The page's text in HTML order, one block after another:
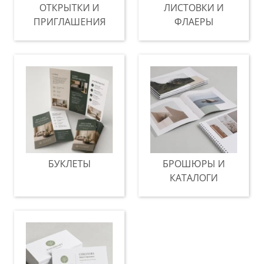
ОТКРЫТКИ И
ПРИГЛАШЕНИЯ
ЛИСТОВКИ И
ФЛАЕРЫ
БУКЛЕТЫ
БРОШЮРЫ И
КАТАЛОГИ